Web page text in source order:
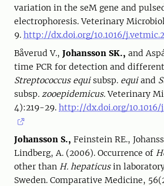
variation in the seM gene and
electrophoresis. Veterinary
9. http://dx.doi.org/10.1016/
Båverud V., Johansson SK., and
time PCR for detection and
Streptococcus equisubsp. equiand
subsp. zooepidemicus.Veterinary
4):219-29. http://dx.doi.org/10.1016/
Johansson S., Feinstein RE.,
Lindberg, A. (2006). Occurrence of
other than H. hepaticusin
Sweden. Comparative Medicine,